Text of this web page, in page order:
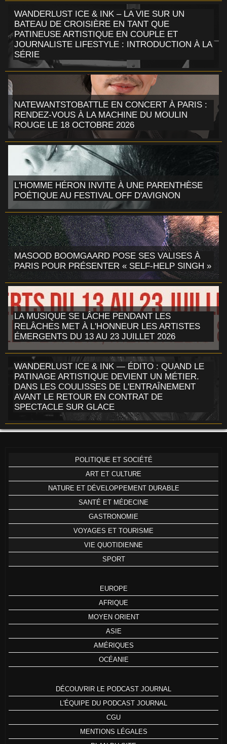
WANDERLUST ICE & INK – LA VIE SUR UN
BATEAU DE CROISIÈRE EN TANT QUE
PATINEUSE ARTISTIQUE EN COUPLE ET
JOURNALISTE LIFESTYLE : INTRODUCTION À LA
SÉRIE
NATEWANTSTOBATTLE EN CONCERT À PARIS :
RENDEZ-VOUS À LA MACHINE DU MOULIN
ROUGE LE 18 OCTOBRE 2026
L'HOMME HÉRON INVITE À UNE PARENTHÈSE
POÉTIQUE AU FESTIVAL OFF D'AVIGNON
MASOOD BOOMGAARD POSE SES VALISES À
PARIS POUR PRÉSENTER « SELF-HELP SINGH »
LA MUSIQUE SE LÂCHE PENDANT LES
RELÂCHES MET À L'HONNEUR LES ARTISTES
ÉMERGENTS DU 13 AU 23 JUILLET 2026
WANDERLUST ICE & INK — ÉDITO : QUAND LE
PATINAGE ARTISTIQUE DEVIENT UN MÉTIER.
DANS LES COULISSES DE L'ENTRAÎNEMENT
AVANT LE RETOUR EN CONTRAT DE
SPECTACLE SUR GLACE
POLITIQUE ET SOCIÉTÉ
ART ET CULTURE
NATURE ET DÉVELOPPEMENT DURABLE
SANTÉ ET MÉDECINE
GASTRONOMIE
VOYAGES ET TOURISME
VIE QUOTIDIENNE
SPORT
EUROPE
AFRIQUE
MOYEN ORIENT
ASIE
AMÉRIQUES
OCÉANIE
DÉCOUVRIR LE PODCAST JOURNAL
L'ÉQUIPE DU PODCAST JOURNAL
CGU
MENTIONS LÉGALES